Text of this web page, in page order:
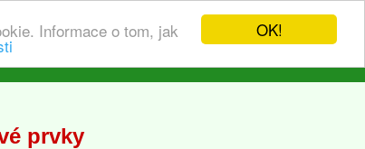
OK!
Informace o tom, jak
prvky